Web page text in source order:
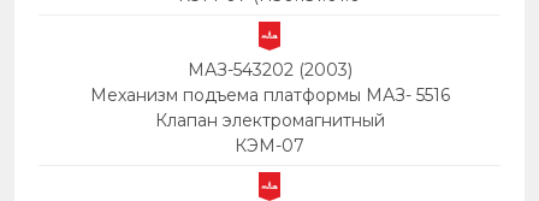
МАЗ-543202 (2003)
Механизм подъема платформы МАЗ- 5516
Клапан электромагнитный
КЭМ-07